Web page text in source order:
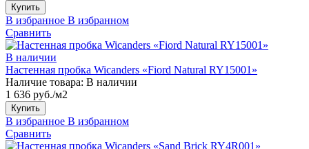
Купить
В избранное В избранном
Сравнить
В наличии
Настенная пробка Wicanders «Fiord Natural RY15001»
Наличие товара: В наличии
1 636 руб./м2
Купить
В избранное В избранном
Сравнить